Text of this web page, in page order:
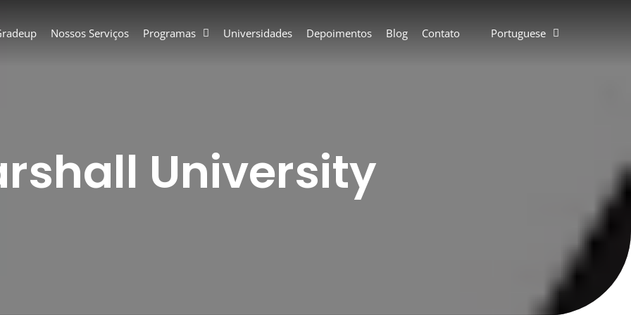
Nossos Serviços Programas Universidades Depoimentos Blog Contato Portuguese
University